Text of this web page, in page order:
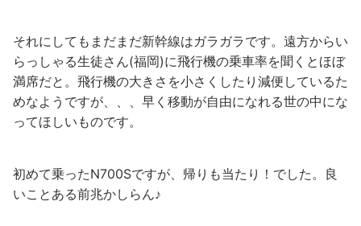
それにしてもまだまだ新幹線はガラガラです。遠方からい
らっしゃる生徒さん(福岡)に飛行機の乗車率を聞くとほぼ
満席だと。飛行機の大きさを小さくしたり減便しているた
めなようですが、、、早く移動が自由になれる世の中にな
ってほしいものです。
初めて乗ったN700Sですが、帰りも当たり！でした。良
いことある前兆かしらん♪